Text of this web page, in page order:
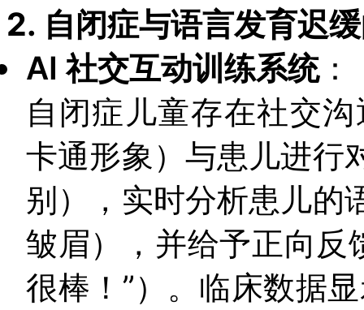
2. 自闭症与语言发育迟
AI 社交互动训练系统：
自闭症儿童存在社交
卡通形象）与患儿进行
别），实时分析患儿的
皱眉），并给予正向反
很棒！”）。临床数据